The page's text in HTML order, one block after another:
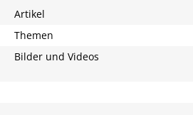
Artikel
Themen
Bilder und Videos